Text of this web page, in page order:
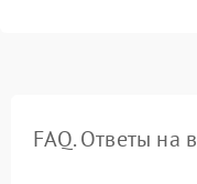
FAQ. Ответы на